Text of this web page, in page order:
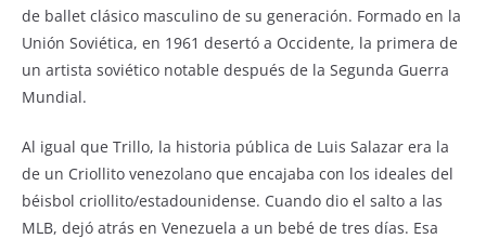
de ballet clásico masculino de su generación. Formado en la
Unión Soviética, en 1961 desertó a Occidente, la primera de
un artista soviético notable después de la Segunda Guerra
Mundial.
Al igual que Trillo, la historia pública de Luis Salazar era la
de un Criollito venezolano que encajaba con los ideales del
béisbol criollito/estadounidense. Cuando dio el salto a las
MLB, dejó atrás en Venezuela a un bebé de tres días. Esa